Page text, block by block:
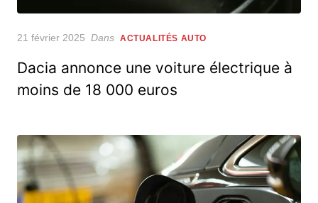
Posted
21 février 2025 Dans ACTUALITÉS AUTO
Dacia annonce une voiture électrique à
moins de 18 000 euros